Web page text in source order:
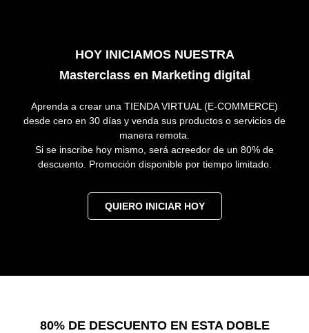
HOY INICIAMOS NUESTRA
Masterclass en Marketing digital
Aprenda a crear una TIENDA VIRTUAL (E-COMMERCE)
desde cero en 30 días y venda sus productos o servicios de
manera remota.
Si se inscribe hoy mismo, será acreedor de un 80% de
descuento. Promoción disponible por tiempo limitado.
QUIERO INICIAR HOY
80% DE DESCUENTO EN ESTA DOBLE